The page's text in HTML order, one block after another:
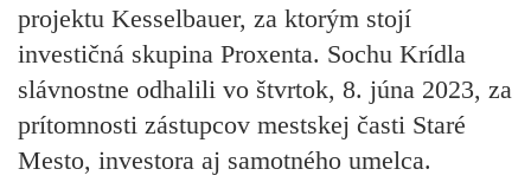
projektu Kesselbauer, za ktorým stojí
investičná skupina Proxenta. Sochu Krídla
slávnostne odhalili vo štvrtok, 8. júna 2023, za
prítomnosti zástupcov mestskej časti Staré
Mesto, investora aj samotného umelca.